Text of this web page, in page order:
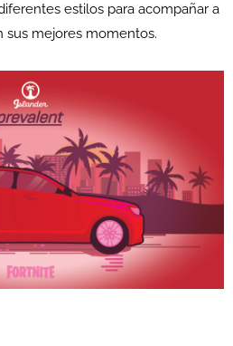
estilos para acompañar a
sus mejores momentos.